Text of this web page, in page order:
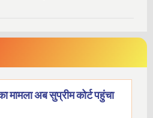
अब सुप्रीम कोर्ट पहुंचा